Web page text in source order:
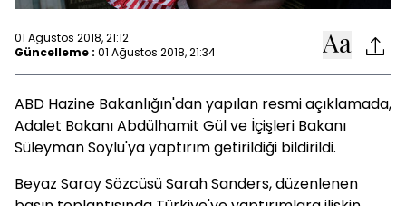
01 Ağustos 2018, 21:12
Güncelleme : 01 Ağustos 2018, 21:34
ABD Hazine Bakanlığın'dan yapılan resmi açıklamada,
Adalet Bakanı Abdülhamit Gül ve İçişleri Bakanı
Süleyman Soylu'ya yaptırım getirildiği bildirildi.
Beyaz Saray Sözcüsü Sarah Sanders, düzenlenen